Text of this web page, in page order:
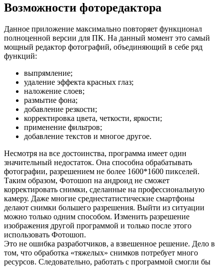
Возможности фоторедактора
Данное приложение максимально повторяет функционал
полноценной версии для ПК. На данный момент это самый
мощный редактор фотографий, объединяющий в себе ряд
функций:
выпрямление;
удаление эффекта красных глаз;
наложение слоев;
размытие фона;
добавление резкости;
корректировка цвета, четкости, яркости;
применение фильтров;
добавление текстов и многое другое.
Несмотря на все достоинства, программа имеет один
значительный недостаток. Она способна обрабатывать
фотографии, разрешением не более 1600*1600 пикселей.
Таким образом, Фотошоп на андроид не сможет
корректировать снимки, сделанные на профессиональную
камеру. Даже многие среднестатистические смартфоны
делают снимки большего разрешения. Выйти из ситуации
можно только одним способом. Изменить разрешение
изображения другой программой и только после этого
использовать Фотошоп.
Это не ошибка разработчиков, а взвешенное решение. Дело в
том, что обработка «тяжелых» снимков потребует много
ресурсов. Следовательно, работать с программой смогли бы